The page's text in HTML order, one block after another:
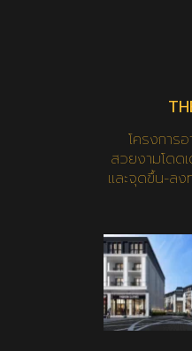
โครงการ
สวยงามโดด
และจุดขึ้น-ลง